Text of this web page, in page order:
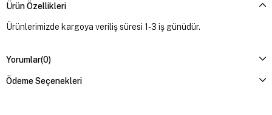
Ürün Özellikleri
Ürünlerimizde kargoya veriliş süresi 1-3 iş günüdür.
Yorumlar(0)
Ödeme Seçenekleri